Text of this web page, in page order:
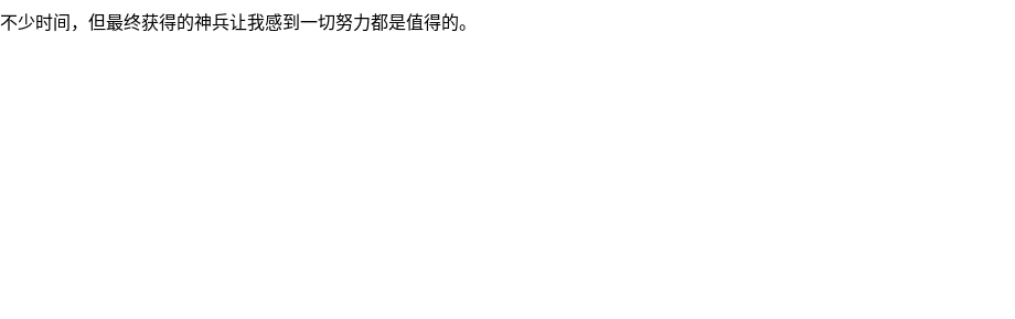
时间，但最终获得的神兵让我感到一切努力都是值得的。